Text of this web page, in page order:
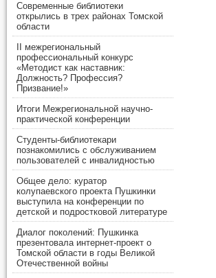
Современные библиотеки
открылись в трех районах Томской
области
II межрегиональный
профессиональный конкурс
«Методист как наставник:
Должность? Профессия?
Призвание!»
Итоги Межрегиональной научно-
практической конференции
Студенты-библиотекари
познакомились с обслуживанием
пользователей с инвалидностью
Общее дело: куратор
колупаевского проекта Пушкинки
выступила на конференции по
детской и подростковой литературе
Диалог поколений: Пушкинка
презентовала интернет-проект о
Томской области в годы Великой
Отечественной войны